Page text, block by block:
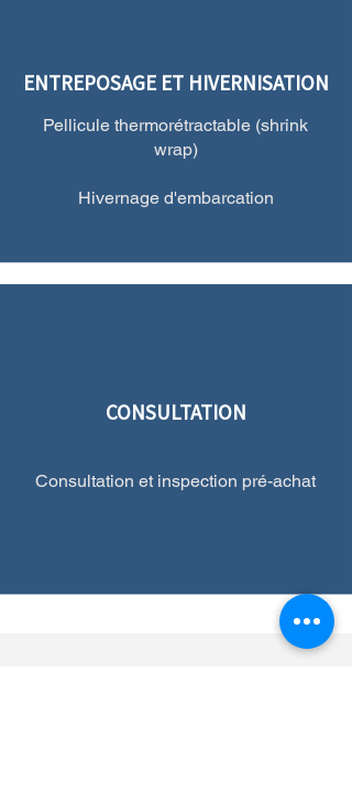
ENTREPOSAGE ET HIVERNISATION
Pellicule thermorétractable (shrink
wrap)
Hivernage d'embarcation
CONSULTATION
Consultation et inspection pré-achat